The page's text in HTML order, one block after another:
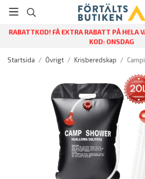
RABATTKOD! FÅ EXTRA RABATT PÅ HELA
KOD: ONSDAG
Startsida / Övrigt / Krisberedskap /